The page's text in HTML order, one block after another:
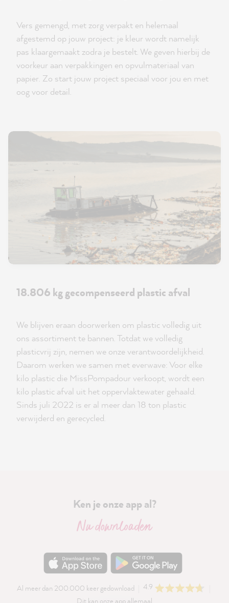
Vers gemengd, met zorg verpakt en helemaal
afgestemd op jouw project: je kleur wordt namelijk
pas klaargemaakt zodra je bestelt. We geven hierbij de
voorkeur aan verpakkingen en opvulmateriaal van
papier. Zo start jouw project speciaal voor jou en met
oog voor detail.
18.806 kg gecompenseerd plastic afval
We blijven eraan doorwerken om plastic volledig uit
ons assortiment te bannen. Totdat we volledig
plasticvrij zijn, nemen we onze verantwoordelijkheid.
Daarom werken we samen met everwave: Voor elke
kilo plastic die MissPompadour verkoopt, wordt een
kilo plastic afval uit het oppervlaktewater gehaald.
Sinds juli 2022 is er al meer dan 18 ton plastic
verwijderd en gerecycled.
Ken je onze app al?
Nu downloaden
Al meer dan 200.000 keer gedownload
4.9
Dit kan onze app allemaal